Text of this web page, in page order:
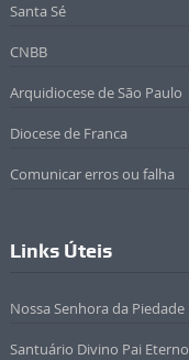
Santa Sé
CNBB
Arquidiocese de São Paulo
Diocese de Franca
Comunicar erros ou falha
Links Úteis
Nossa Senhora da Piedade
Santuário Divino Pai Eterno